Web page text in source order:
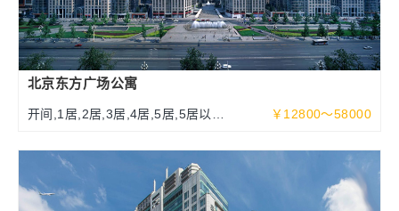
北京东方广场公寓
开间,1居,2居,3居,4居,5居,5居以上
￥12800～58000